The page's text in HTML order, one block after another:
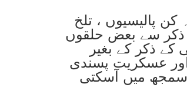
پالیسیوں ، تلخ
ذکر سے بعض حلقوں
ذکر کے بغیر
اور عسکریت پسندی
سمجھ میں آسکتی